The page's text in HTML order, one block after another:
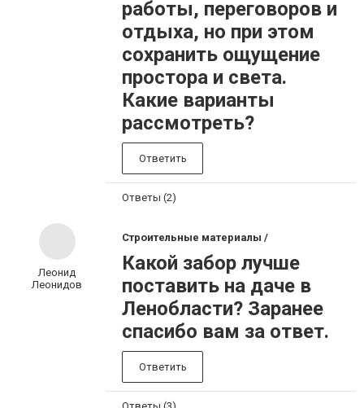
работы, переговоров и
отдыха, но при этом
сохранить ощущение
простора и света.
Какие варианты
рассмотреть?
Ответить
Ответы (2)
Леонид
Леонидов
Строительные материалы /
Какой забор лучше
поставить на даче в
Ленобласти? Заранее
спасибо вам за ответ.
Ответить
Ответы (3)